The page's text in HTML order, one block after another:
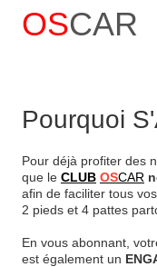
OSCAR
Pourquoi
Pour déjà profiter des
que le CLUB OSCAR
afin de faciliter tous
2 pieds et 4 pattes
En vous abonnant,
est également un